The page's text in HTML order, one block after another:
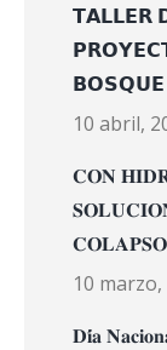
𝗧𝗔𝗟𝗟𝗘𝗥
10 abril,
𝐂𝐎𝐍
10 marzo,
𝐃𝐢́𝐚